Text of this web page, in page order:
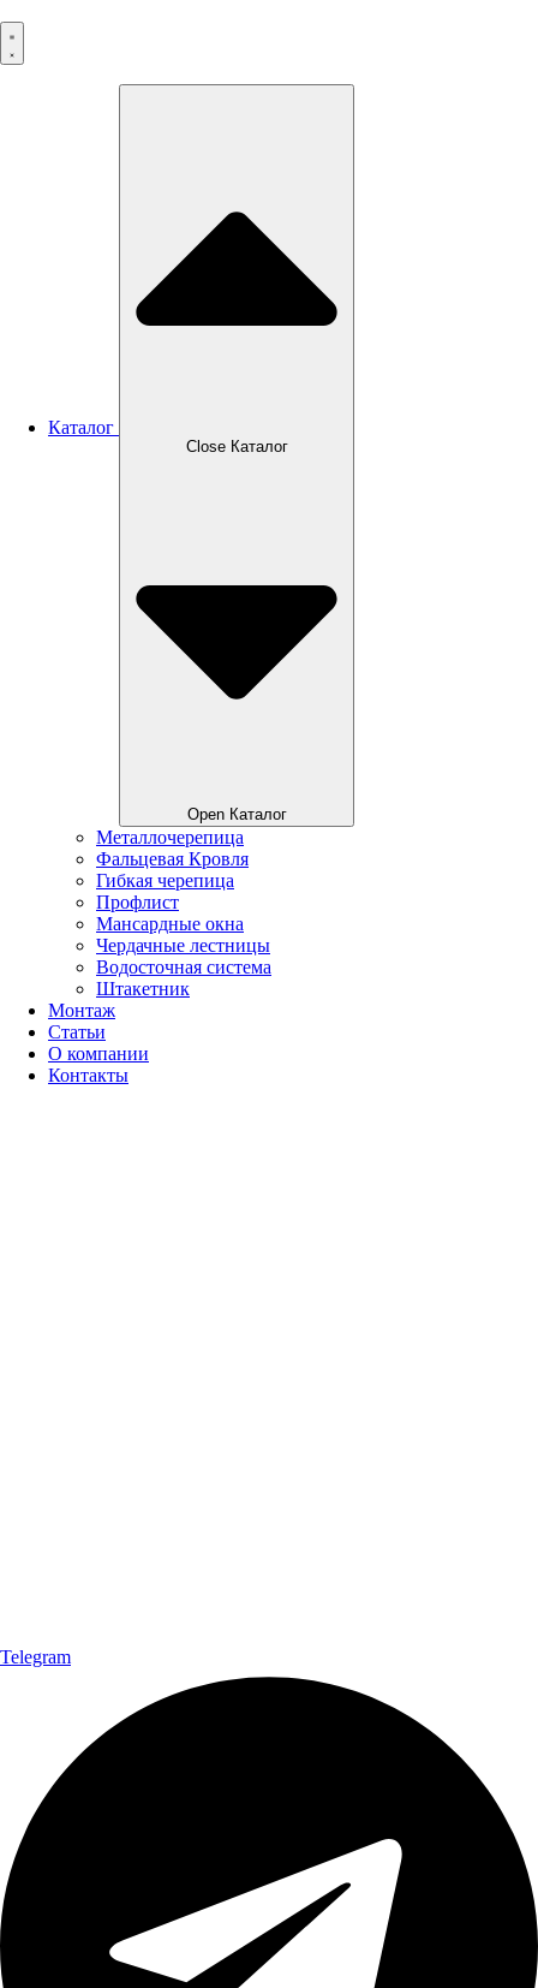
к
содержимому
Каталог
Close Каталог
Open Каталог
Металлочерепица
Фальцевая Кровля
Гибкая черепица
Профлист
Мансардные окна
Чердачные лестницы
Водосточная система
Штакетник
Монтаж
Статьи
О компании
Контакты
Telegram